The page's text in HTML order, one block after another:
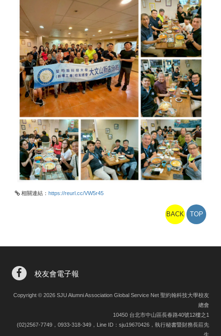
相關連結： https://reurl.cc/VW5r45
BACK TOP
校友會電子報
Copyright © 2026 SJU Alumni Association Global Service Net 聖約翰科技大學校友
總會
10450 台北市中山區長春路40號12樓之1
(02)2567-7749，0933-318-349，Line ID：sju19670426，執行秘書暨財務長莊先
生